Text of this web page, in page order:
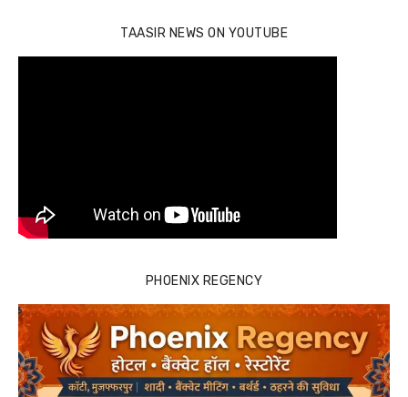
TAASIR NEWS ON YOUTUBE
PHOENIX REGENCY